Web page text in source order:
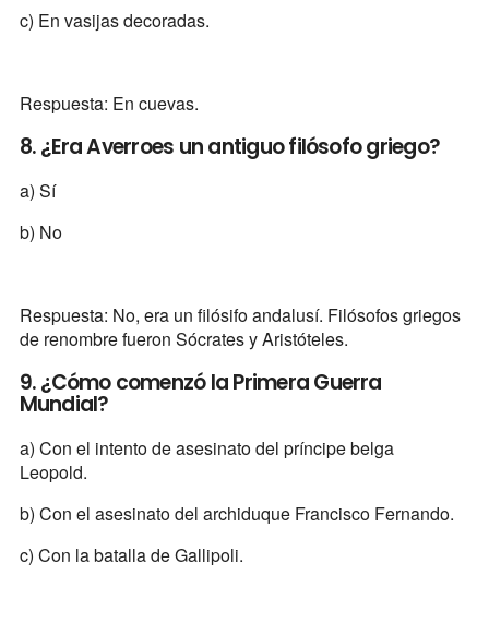
c) En vasijas decoradas.
Respuesta: En cuevas.
8. ¿Era Averroes un antiguo filósofo griego?
a) Sí
b) No
Respuesta: No, era un filósifo andalusí. Filósofos griegos
de renombre fueron Sócrates y Aristóteles.
9. ¿Cómo comenzó la Primera Guerra
Mundial?
a) Con el intento de asesinato del príncipe belga
Leopold.
b) Con el asesinato del archiduque Francisco Fernando.
c) Con la batalla de Gallipoli.